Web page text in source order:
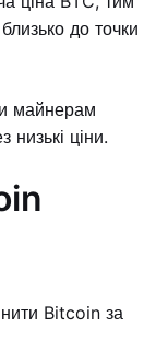
до точки
майнерам
низькі ціни.
Bitcoin за